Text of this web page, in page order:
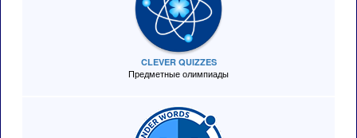
CLEVER QUIZZES
Предметные олимпиады